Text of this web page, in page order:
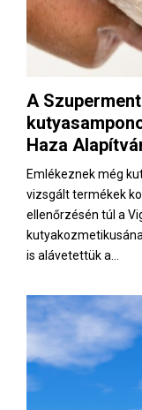
A
Haza
Emlékeznek még
vizsgált termékek
ellenőrzésén túl a
is alávetettük a...